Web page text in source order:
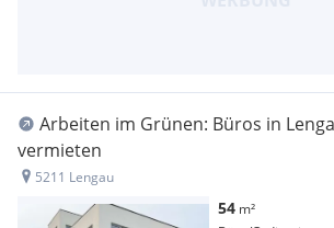
Arbeiten im Grünen: Büros in
vermieten
5211 Lengau
54 m²